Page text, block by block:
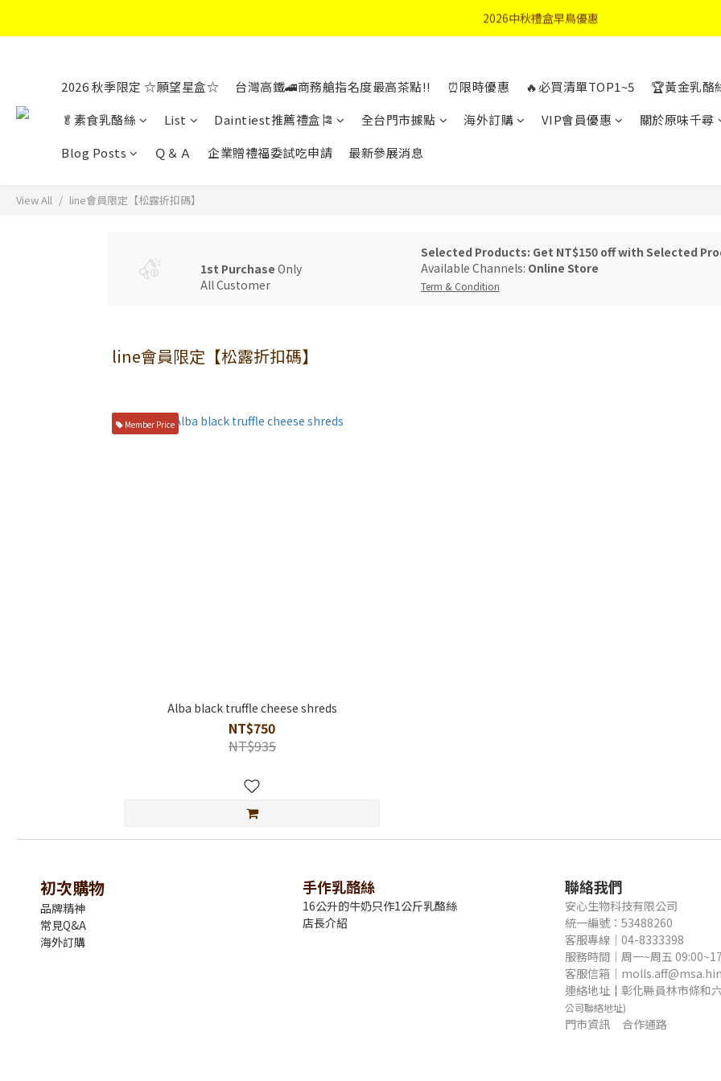
首購優惠輸入"N50"現折50元
2026中秋禮盒早鳥優惠
2026 秋季限定 ☆願望星盒☆ 台灣高鐵🚄商務艙指名度最高茶點!! ⏰限時優惠 🔥必買清單TOP1~5
🏆黃金乳酪
🥬素食乳酪絲
List Daintiest推薦禮盒🎏 全台門市據點 海外訂購 VIP會員優惠 關於原味千尋
Blog Posts
Ｑ＆Ａ 企業贈禮福委試吃申請 最新參展消息
View All line會員限定【松露折扣碼】
1st Purchase Only
All Customer
Selected Products: Get NT$150 off with Selected
Available Channels: Online Store
Term & Condition
line會員限定【松露折扣碼】
Member Price
Alba black truffle cheese shreds
NT$750
NT$935
初次購物
品牌精神
常見Q&A
海外訂購
手作乳酪絲
16公升的牛奶只作1公斤乳酪絲
店長介紹
聯絡我們
安心生物科技有限公司
統一編號：53488260
客服專線｜04-8333398
服務時間｜周一~周五
客服信箱｜
連絡地址 ｜ 彰化縣員林市條和
公司聯絡地址)
門市資訊 合作通路